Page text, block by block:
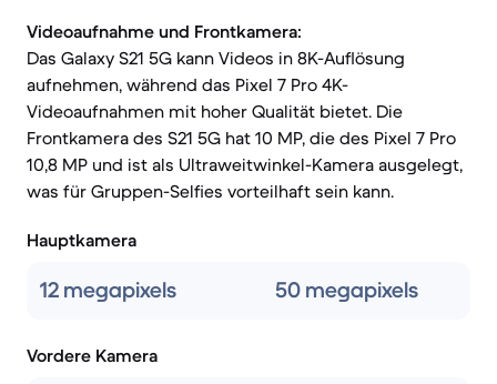
Videoaufnahme und Frontkamera:
Das Galaxy S21 5G kann Videos in 8K-Auflösung
aufnehmen, während das Pixel 7 Pro 4K-
Videoaufnahmen mit hoher Qualität bietet. Die
Frontkamera des S21 5G hat 10 MP, die des Pixel 7 Pro
10,8 MP und ist als Ultraweitwinkel-Kamera ausgelegt,
was für Gruppen-Selfies vorteilhaft sein kann.
Hauptkamera
12 megapixels 50 megapixels
Vordere Kamera